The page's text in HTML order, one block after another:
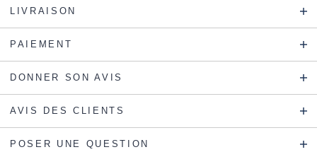
LIVRAISON
PAIEMENT
DONNER SON AVIS
AVIS DES CLIENTS
POSER UNE QUESTION